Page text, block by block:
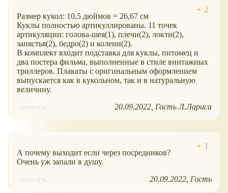
Размер кукол: 10,5 дюймов = 26,67 см
Куклы полностью артикуллированы. 11 точек
артикуляции: голова-шея(1), плечи(2), локти(2),
запястья(2), бедро(2) и колени(2).
В комплект входит подставка для куклы, питомец и
два постера фильма, выполненные в стиле винтажных
триллеров. Плакаты с оригинальным оформлением
выпускается как в кукольном, так и в натуральную
величину.
ответить 20.09.2022 Гость Л.Лариса
А почему выходит если через посредников?
Очень уж запали в душу.
ответить 20.09.2022 Гость